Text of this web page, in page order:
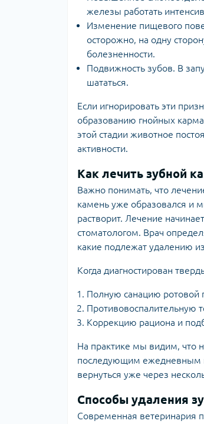
железы работать
Изменение пищевого
осторожно, на одну
болезненности.
Подвижность зубов. В
шататься.
Если игнорировать эти
образованию гнойных
этой стадии животное
активности.
Как лечить зубной
Важно понимать, что
камень уже образовался и
растворит. Лечение
стоматологом. Врач
какие подлежат удалению
Когда диагностирован
Полную санацию ротовой
Противовоспалительную
Коррекцию рациона и
На практике мы видим, что
последующим ежедневным
вернуться уже через
Способы удаления
Современная ветеринария